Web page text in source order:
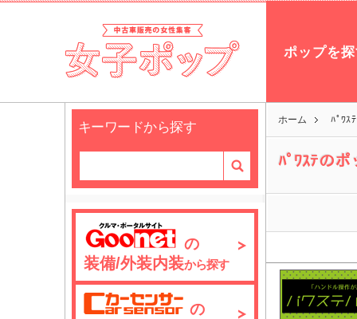
ホーム ﾊﾟﾜｽ
ﾊﾟﾜｽﾃのポ
キーワードから探す
の
装備/外装内装から探す
の
ポップを